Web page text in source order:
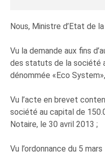
Nous, Ministre d’Etat de
Vu la demande aux fins
des statuts de la société
dénommée «Eco
Vu l’acte en brevet
société au capital de
Notaire, le 30 avril 2013 ;
Vu l’ordonnance du 5